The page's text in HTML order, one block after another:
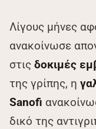
Λίγους μήνες
ανακοίνωσε
στις δοκιμές
της γρίπης, η
Sanofi
δικό της